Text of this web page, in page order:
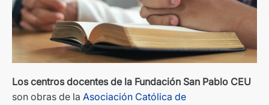
Los centros docentes de la Fundación San Pablo CEU
son obras de la Asociación Católica de